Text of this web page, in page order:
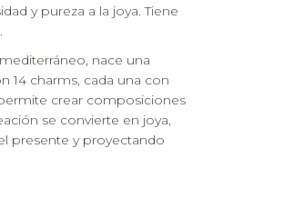
y pureza a la joya. Tiene
nace una
14 charms, cada una con
crear composiciones
se convierte en joya,
presente y proyectando